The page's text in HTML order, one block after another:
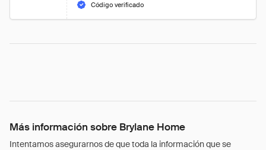
Código verificado
Más información sobre Brylane Home
Intentamos asegurarnos de que toda la información que se